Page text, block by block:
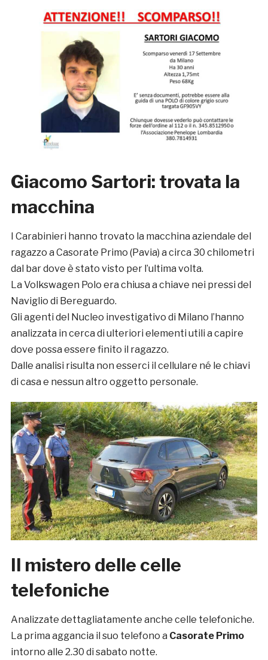
Giacomo Sartori: trovata la
macchina
I Carabinieri hanno trovato la macchina aziendale del
ragazzo a Casorate Primo (Pavia) a circa 30 chilometri
dal bar dove è stato visto per l’ultima volta.
La Volkswagen Polo era chiusa a chiave nei pressi del
Naviglio di Bereguardo.
Gli agenti del Nucleo investigativo di Milano l’hanno
analizzata in cerca di ulteriori elementi utili a capire
dove possa essere finito il ragazzo.
Dalle analisi risulta non esserci il cellulare né le chiavi
di casa e nessun altro oggetto personale.
Il mistero delle celle
telefoniche
Analizzate dettagliatamente anche celle telefoniche.
La prima aggancia il suo telefono a Casorate Primo
intorno alle 2.30 di sabato notte.